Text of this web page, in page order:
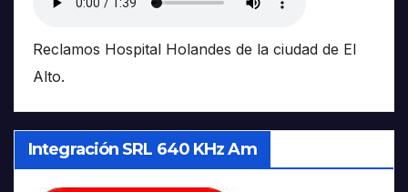
Reclamos Hospital Holandes de la ciudad de El
Alto.
Integración SRL 640 KHz Am